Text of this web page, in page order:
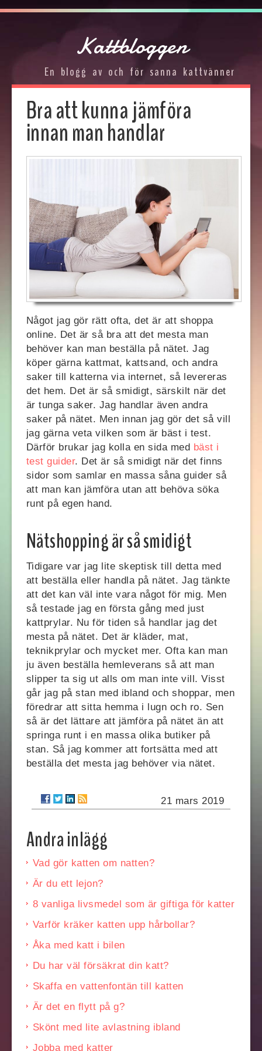
Kattbloggen
En blogg av och för sanna kattvänner
Bra att kunna jämföra
innan man handlar
Något jag gör rätt ofta, det är att shoppa
online. Det är så bra att det mesta man
behöver kan man beställa på nätet. Jag
köper gärna kattmat, kattsand, och andra
saker till katterna via internet, så levereras
det hem. Det är så smidigt, särskilt när det
är tunga saker. Jag handlar även andra
saker på nätet. Men innan jag gör det så vill
jag gärna veta vilken som är bäst i test.
Därför brukar jag kolla en sida med bäst i
test guider. Det är så smidigt när det finns
sidor som samlar en massa såna guider så
att man kan jämföra utan att behöva söka
runt på egen hand.
Nätshopping är så smidigt
Tidigare var jag lite skeptisk till detta med
att beställa eller handla på nätet. Jag tänkte
att det kan väl inte vara något för mig. Men
så testade jag en första gång med just
kattprylar. Nu för tiden så handlar jag det
mesta på nätet. Det är kläder, mat,
teknikprylar och mycket mer. Ofta kan man
ju även beställa hemleverans så att man
slipper ta sig ut alls om man inte vill. Visst
går jag på stan med ibland och shoppar, men
föredrar att sitta hemma i lugn och ro. Sen
så är det lättare att jämföra på nätet än att
springa runt i en massa olika butiker på
stan. Så jag kommer att fortsätta med att
beställa det mesta jag behöver via nätet.
21 mars 2019
Andra inlägg
Vad gör katten om natten?
Är du ett lejon?
8 vanliga livsmedel som är giftiga för katter
Varför kräker katten upp hårbollar?
Åka med katt i bilen
Du har väl försäkrat din katt?
Skaffa en vattenfontän till katten
Är det en flytt på g?
Skönt med lite avlastning ibland
Jobba med katter